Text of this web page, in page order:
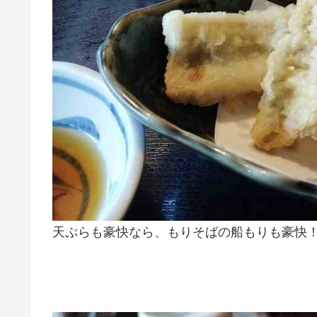
天ぷらも豪快なら、もりそばの船もりも豪快